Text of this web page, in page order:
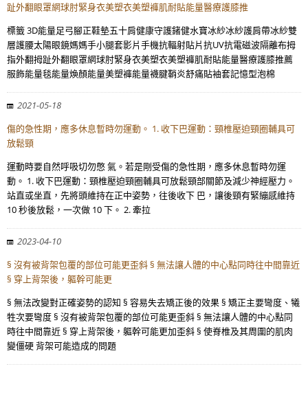
趾外翻眼罩網球肘緊身衣美塑衣美塑褲肌耐貼能量醫療護膝推
標籤 3D能量足弓腳正鞋墊五十肩健康守護鍺健水寶冰紗冰紗護肩帶冰紗雙
層護腰太陽眼鏡媽媽手小腿套影片手機抗輻射貼片抗UV抗電磁波隔離布拇
指外翻拇趾外翻眼罩網球肘緊身衣美塑衣美塑褲肌耐貼能量醫療護膝推薦
服飾能量毯能量煥顏能量美塑褲能量襪腱鞘炎舒痛貼袖套記憶型泡棉
2021-05-18
傷的急性期，應多休息暫時勿運動。 1. 收下巴運動：頸椎壓迫頸圈輔具可
放鬆頸
運動時要自然呼吸切勿憋 氣。若是剛受傷的急性期，應多休息暫時勿運
動。 1. 收下巴運動：頸椎壓迫頸圈輔具可放鬆頸部關節及減少神經壓力。
站直或坐直，先將頭維持在正中姿勢，往後收下 巴，讓後頸有緊繃感維持
10 秒後放鬆，一次做 10 下。 2. 牽拉
2023-04-10
§ 沒有被背架包覆的部位可能更歪斜 § 無法讓人體的中心點同時往中間靠近
§ 穿上背架後，軀幹可能更
§ 無法改變對正確姿勢的認知 § 容易失去矯正後的效果 § 矯正主要彎度、犧
牲次要彎度 § 沒有被背架包覆的部位可能更歪斜 § 無法讓人體的中心點同
時往中間靠近 § 穿上背架後，軀幹可能更加歪斜 § 使脊椎及其周圍的肌肉
變僵硬 背架可能造成的問題